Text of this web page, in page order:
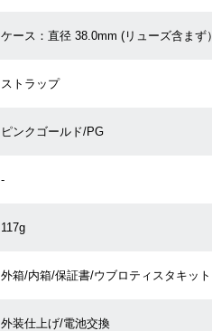
ケース：直径 38.0mm (リューズ含まず）
ストラップ
ピンクゴールド/PG
-
117g
外箱/内箱/保証書/ウブロティスタキット
外装仕上げ/電池交換